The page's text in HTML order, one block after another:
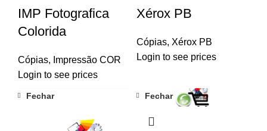
IMP Fotografica
Colorida
Cópias, Impressão COR
Login to see prices
Xérox PB
Cópias, Xérox PB
Login to see prices
Fechar Fechar